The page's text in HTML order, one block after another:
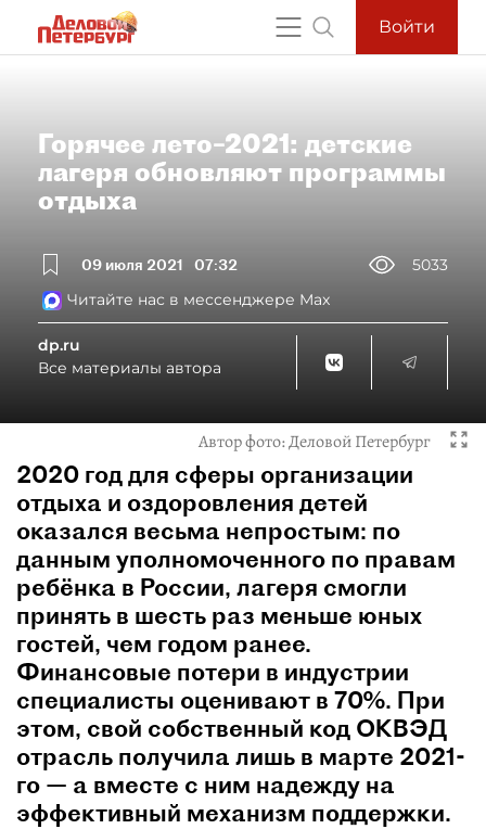
Войти
Горячее лето–2021: детские
лагеря обновляют программы
отдыха
09 июля 2021 07:32
5033
Читайте нас в мессенджере Max
dp.ru
Все материалы автора
Автор фото:Деловой Петербург
2020 год для сферы организации
отдыха и оздоровления детей
оказался весьма непростым: по
данным уполномоченного по правам
ребёнка в России, лагеря смогли
принять в шесть раз меньше юных
гостей, чем годом ранее.
Финансовые потери в индустрии
специалисты оценивают в 70%. При
этом, свой собственный код ОКВЭД
отрасль получила лишь в марте 2021-
го — а вместе с ним надежду на
эффективный механизм поддержки.